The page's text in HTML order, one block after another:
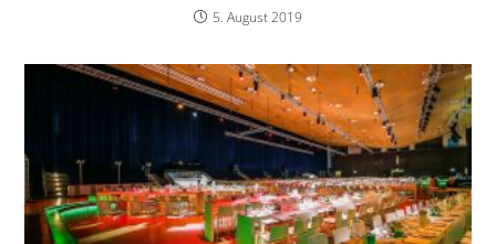
5. August 2019